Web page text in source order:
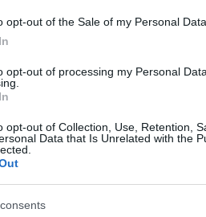
opt-out of the Sale of my Personal Data.
opt-out of processing my Personal
opt-out of Collection, Use, Retention,
Data that Is Unrelated with the
hogy az ügyfeleknek már a
felhasználni az összegyűjtött
így a megtakarítás időtartamát
és élethelyzetükhöz.
háztartások
a 3 százalékot a lakosság bruttó